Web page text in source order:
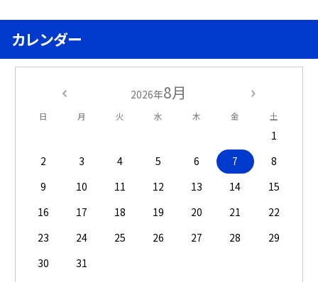
カレンダー
2026年8月
日 月 火 水 木 金 土
1
2
3 4 5 6 7
8
9
10 11 12 13 14
15
16
17 18 19 20 21
22
23
24 25 26 27 28
29
30
31